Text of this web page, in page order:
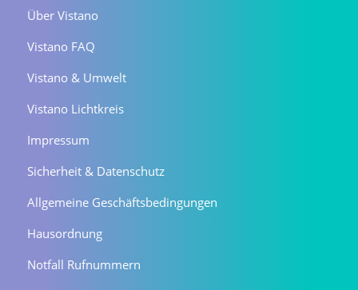
Über Vistano
Vistano FAQ
Vistano & Umwelt
Vistano Lichtkreis
Impressum
Sicherheit & Datenschutz
Allgemeine Geschäftsbedingungen
Hausordnung
Notfall Rufnummern